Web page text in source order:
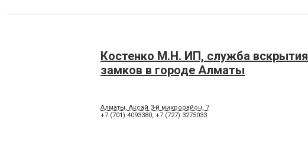
Костенко М.Н. ИП, служба вскрытия
замков в городе Алматы
Алматы, Аксай 3-й микрорайон, 7
+7 (701) 4093380, +7 (727) 3275033